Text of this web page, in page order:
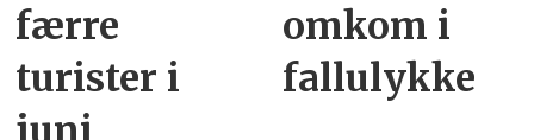
færre
turister i
omkom i
fallulykke